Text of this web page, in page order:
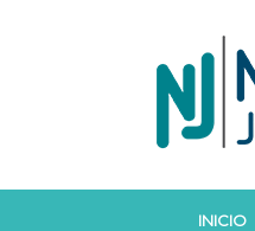
INICIO